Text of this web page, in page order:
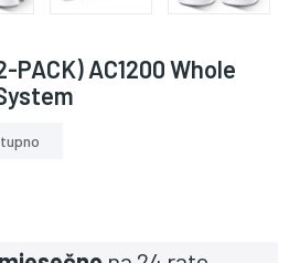
PACK) AC1200 Whole